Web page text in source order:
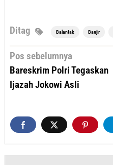
Ditag Balantak Banjir
Navigasi
Pos sebelumnya
Bareskrim Polri Tegaskan
Ijazah Jokowi Asli